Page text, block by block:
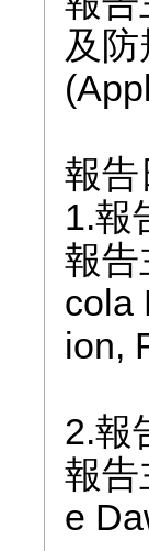
及
報告
1.報
報告
cola
ion,
2.報
報
e